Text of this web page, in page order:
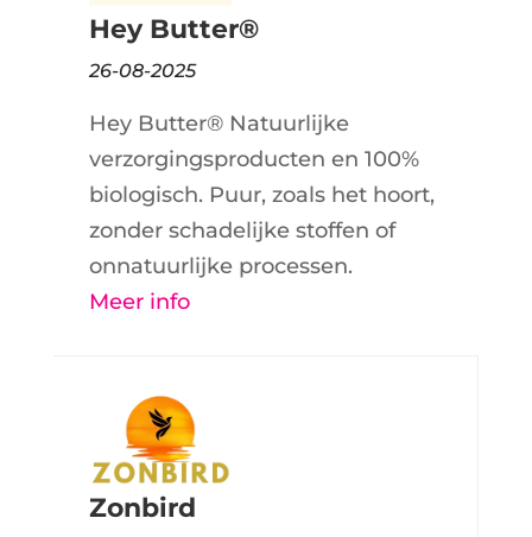
Hey Butter®
26-08-2025
Hey Butter® Natuurlijke
verzorgingsproducten en 100%
biologisch. Puur, zoals het hoort,
zonder schadelijke stoffen of
onnatuurlijke processen.
Meer info
Zonbird